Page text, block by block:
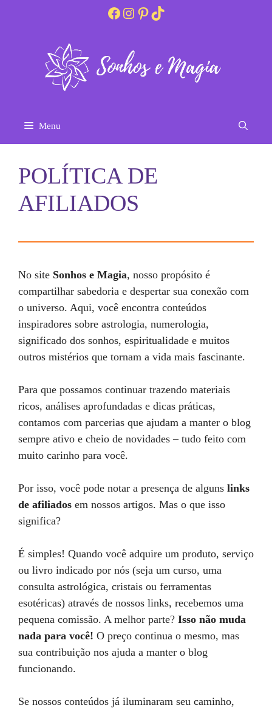
Facebook
Instagram
Pinterest
TikTok
Menu
POLÍTICA DE
AFILIADOS
No site Sonhos e Magia, nosso propósito é
compartilhar sabedoria e despertar sua conexão com
o universo. Aqui, você encontra conteúdos
inspiradores sobre astrologia, numerologia,
significado dos sonhos, espiritualidade e muitos
outros mistérios que tornam a vida mais fascinante.
Para que possamos continuar trazendo materiais
ricos, análises aprofundadas e dicas práticas,
contamos com parcerias que ajudam a manter o blog
sempre ativo e cheio de novidades – tudo feito com
muito carinho para você.
Por isso, você pode notar a presença de alguns links
de afiliados em nossos artigos. Mas o que isso
significa?
É simples! Quando você adquire um produto, serviço
ou livro indicado por nós (seja um curso, uma
consulta astrológica, cristais ou ferramentas
esotéricas) através de nossos links, recebemos uma
pequena comissão. A melhor parte? Isso não muda
nada para você! O preço continua o mesmo, mas
sua contribuição nos ajuda a manter o blog
funcionando.
Se nossos conteúdos já iluminaram seu caminho,